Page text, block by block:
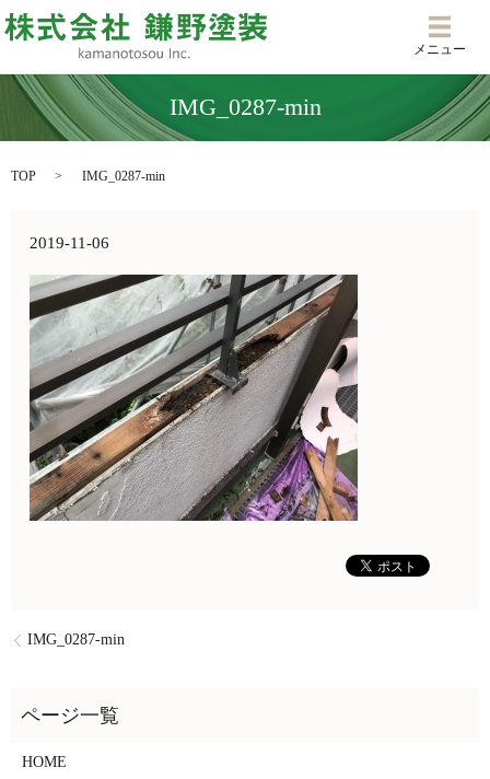
メニ
メニュー
IMG_0287-min
TOP IMG_0287-min
2019-11-06
IMG_0287-min
HOME